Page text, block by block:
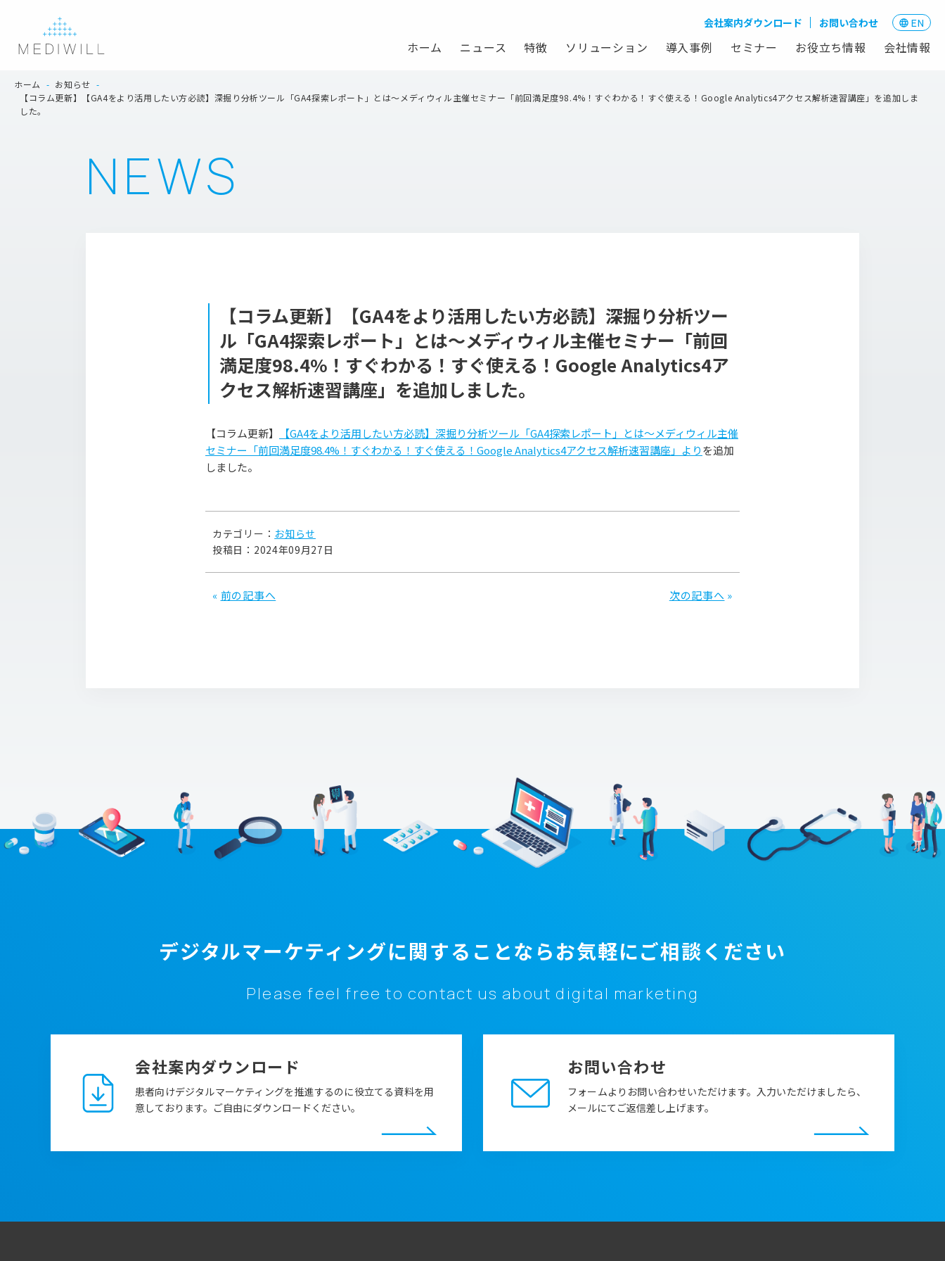
会社案内ダウンロード お問い合わせ EN
ホーム ニュース 特徴 ソリューション 導入事例 セミナー お役立ち情報 会社情報
ホーム - お知らせ -
【コラム更新】【GA4をより活用したい方必読】深掘り分析ツール「GA4探索レポート」とは～メディウィル主催セミナー「前回満足度98.4%！すぐわかる！すぐ使える！Google Analytics4アクセス解析速習講座」を追加しま
した。
NEWS
【コラム更新】【GA4をより活用したい方必読】深掘り分析ツー
ル「GA4探索レポート」とは～メディウィル主催セミナー「前回
満足度98.4%！すぐわかる！すぐ使える！Google Analytics4ア
クセス解析速習講座」を追加しました。
【コラム更新】
【GA4をより活用したい方必読】深掘り分析ツール「GA4探索レポート」とは～メディウィル主催
セミナー「前回満足度98.4%！すぐわかる！すぐ使える！Google Analytics4アクセス解析速習講座」よりを追加
しました。
カテゴリー： お知らせ
投稿日：2024年09月27日
« 前の記事へ 次の記事へ »
デジタルマーケティングに関することならお気軽にご相談ください
Please feel free to contact us about digital marketing
会社案内ダウンロード
患者向けデジタルマーケティングを推進するのに役立てる資料を用
意しております。ご自由にダウンロードください。
お問い合わせ
フォームよりお問い合わせいただけます。入力いただけましたら、
メールにてご返信差し上げます。